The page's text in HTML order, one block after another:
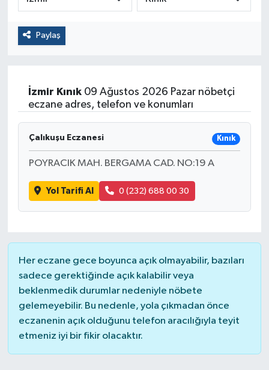
Paylaş
İzmir Kınık09 Ağustos 2026 Pazar nöbetçi
eczane adres, telefon ve konumları
Çalıkuşu Eczanesi Kınık
POYRACIK MAH. BERGAMA CAD. NO:19 A
Yol Tarifi Al 0 (232) 688 00 30
Her eczane gece boyunca açık olmayabilir, bazıları
sadece gerektiğinde açık kalabilir veya
beklenmedik durumlar nedeniyle nöbete
gelemeyebilir. Bu nedenle, yola çıkmadan önce
eczanenin açık olduğunu telefon aracılığıyla teyit
etmeniz iyi bir fikir olacaktır.